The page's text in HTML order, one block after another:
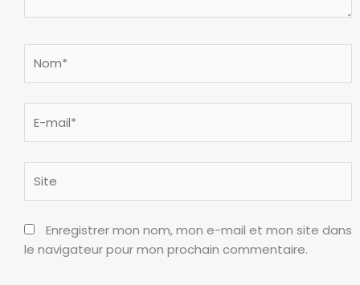
mail*
Enregistrer mon nom, mon e-mail et mon site dans
le navigateur pour mon prochain commentaire.